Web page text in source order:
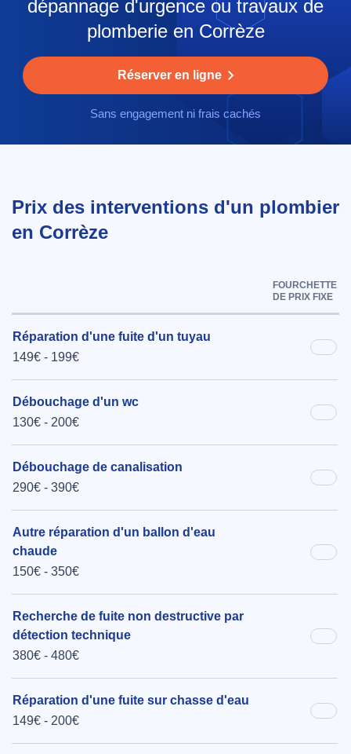
dépannage d'urgence ou travaux de
plomberie en Corrèze
Réserver en ligne
Sans engagement ni frais cachés
Prix des interventions d'un plombier
en Corrèze
FOURCHETTE
DE PRIX FIXE
Réparation d'une fuite d'un tuyau
149€ - 199€
Débouchage d'un wc
130€ - 200€
Débouchage de canalisation
290€ - 390€
Autre réparation d'un ballon d'eau
chaude
150€ - 350€
Recherche de fuite non destructive par
détection technique
380€ - 480€
Réparation d'une fuite sur chasse d'eau
149€ - 200€